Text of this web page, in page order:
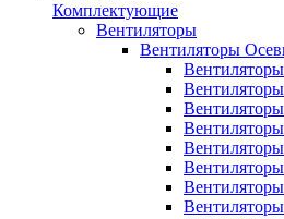
Комплектующие
Вентиляторы
Вентиляторы
Вентиляторы